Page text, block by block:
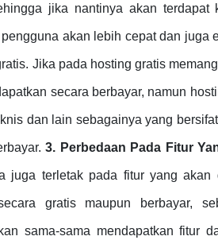
jika nantinya akan terdapat
akan lebih cepat dan juga
Jika pada hosting gratis
secara berbayar, namun
dan lain sebagainya yang
3. Perbedaan Pada Fitur
juga terletak pada fitur yang akan
gratis maupun berbayar,
sama-sama mendapatkan fitur